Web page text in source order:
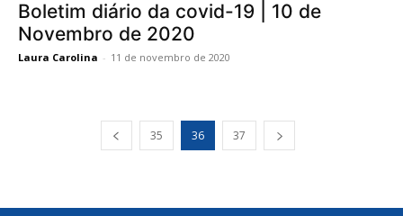
Boletim diário da covid-19 | 10 de
Novembro de 2020
Laura Carolina - 11 de novembro de 2020
35 36 37